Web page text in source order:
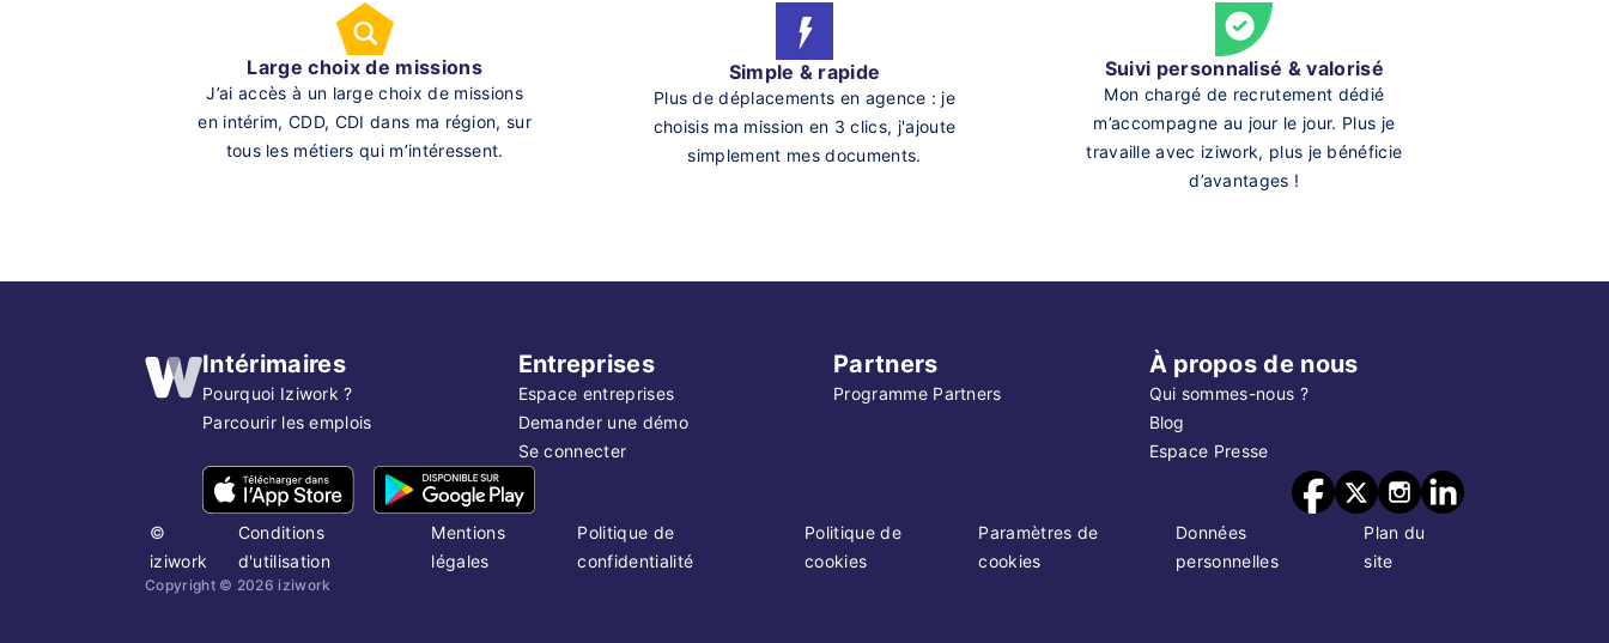
Large choix de missions
J’ai accès à un large choix de missions
en intérim, CDD, CDI dans ma région, sur
tous les métiers qui m’intéressent.
Simple & rapide
Plus de déplacements en agence : je
choisis ma mission en 3 clics, j'ajoute
simplement mes documents.
Suivi personnalisé & valorisé
Mon chargé de recrutement dédié
m’accompagne au jour le jour. Plus je
travaille avec iziwork, plus je bénéficie
d’avantages !
Intérimaires
Pourquoi Iziwork ?
Parcourir les emplois
Entreprises
Espace entreprises
Demander une démo
Se connecter
Partners
Programme Partners
À propos de nous
Qui sommes-nous ?
Blog
Espace Presse
©
iziwork
Conditions
d'utilisation
Mentions
légales
Politique de
confidentialité
Politique de
cookies
Paramètres de
cookies
Données
personnelles
Plan du
site
Copyright © 2026 iziwork